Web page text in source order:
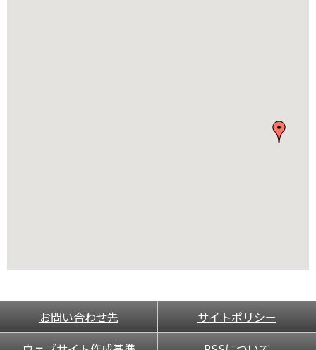
お問い合わせ先
サイトポリシー